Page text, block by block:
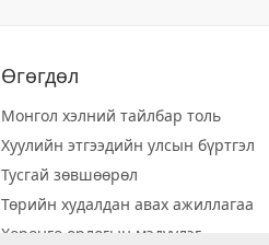
Өгөгдөл
Монгол хэлний тайлбар толь
Хуулийн этгээдийн улсын бүртгэл
Тусгай зөвшөөрөл
Төрийн худалдан авах ажиллагаа
Хөрөнгө орлогын мэдүүлэг